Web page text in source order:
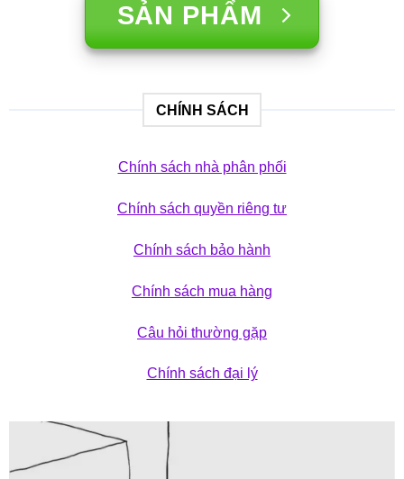
SẢN PHẨM
CHÍNH SÁCH
Chính sách nhà phân phối
Chính sách quyền riêng tư
Chính sách bảo hành
Chính sách mua hàng
Câu hỏi thường gặp
Chính sách đại lý